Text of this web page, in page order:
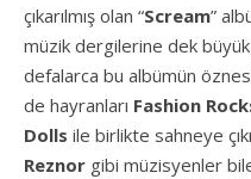
çıkarılmış olan “Scream”
müzik dergilerine dek
defalarca bu albümün
de hayranları Fashion
Dolls ile birlikte sahneye
Reznor gibi müzisyenler